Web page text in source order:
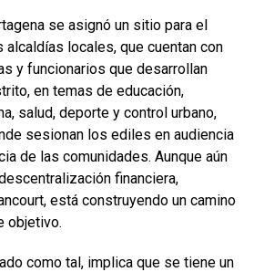
se asignó un sitio para el
locales, que cuentan con
y funcionarios que desarrollan
en temas de educación,
salud, deporte y control urbano,
sesionan los ediles en audiencia
de las comunidades. Aunque aún
financiera,
está construyendo un camino
objetivo.
como tal, implica que se tiene un